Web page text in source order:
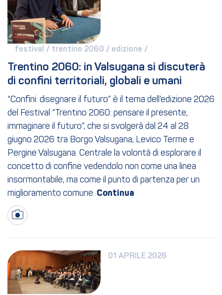
festival / trentino 2060 / edizione /
Trentino 2060: in Valsugana si discuterà
di confini territoriali, globali e umani
“Confini: disegnare il futuro” è il tema dell’edizione 2026
del Festival “Trentino 2060: pensare il presente,
immaginare il futuro”, che si svolgerà dal 24 al 28
giugno 2026 tra Borgo Valsugana, Levico Terme e
Pergine Valsugana. Centrale la volontà di esplorare il
concetto di confine vedendolo non come una linea
insormontabile, ma come il punto di partenza per un
miglioramento comune.
01 APRILE 2026